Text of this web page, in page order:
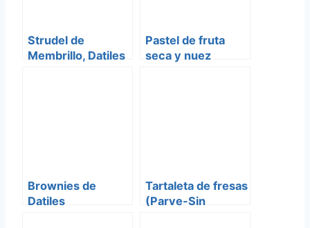
Strudel de
Membrillo, Datiles
Pastel de fruta
seca y nuez
Brownies de
Datiles
Tartaleta de fresas
(Parve-Sin